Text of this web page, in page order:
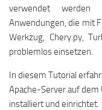
verwendet
Anwendungen, die mit
Werkzug, Chery.py,
problemlos einsetzen.
In diesem Tutorial
Apache-Server auf dem
installiert und einrichtet.